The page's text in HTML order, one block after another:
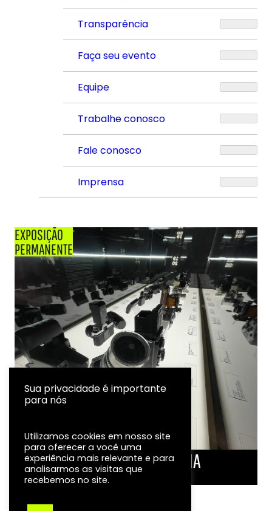
Transparência
Faça seu evento
Equipe
Trabalhe conosco
Fale conosco
Imprensa
EXPOSIÇÃO
PERMANENTE
LINHA DO TEMPO DA FOTOGRAFIA
EXPOSIÇÃO
Sua privacidade é importante
para nós
Utilizamos cookies em nosso site
para oferecer a você uma
experiência mais relevante e para
analisarmos as visitas que
recebemos no site.